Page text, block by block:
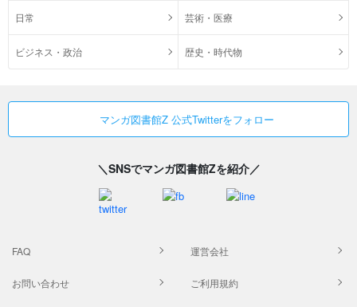
日常 芸術・医療
ビジネス・政治 歴史・時代物
マンガ図書館Z 公式Twitterをフォロー
＼SNSでマンガ図書館Zを紹介／
FAQ 運営会社
お問い合わせ ご利用規約